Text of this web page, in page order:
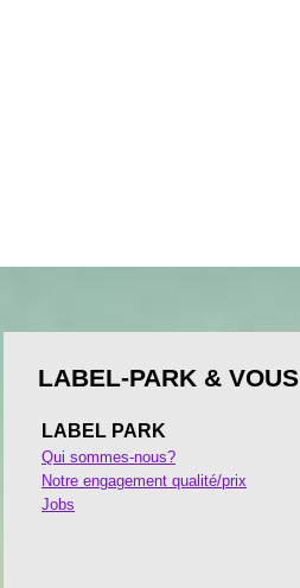
LABEL-PARK & VOUS
LABEL PARK
Qui sommes-nous?
Notre engagement qualité/prix
Jobs